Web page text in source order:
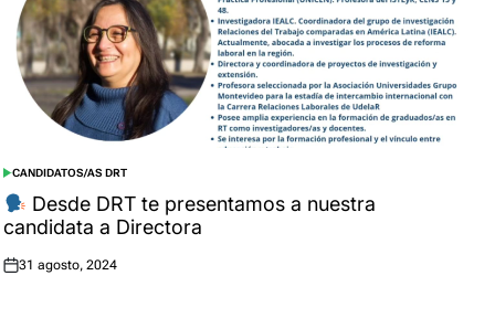
POSTED
IN
CANDIDATOS/AS DRT
Desde DRT te presentamos a nuestra
candidata a Directora
Posted
31 agosto, 2024